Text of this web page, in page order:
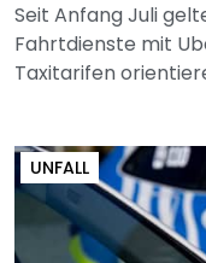
Seit Anfang Juli
Fahrtdienste mit
Taxitarifen
UNFALL